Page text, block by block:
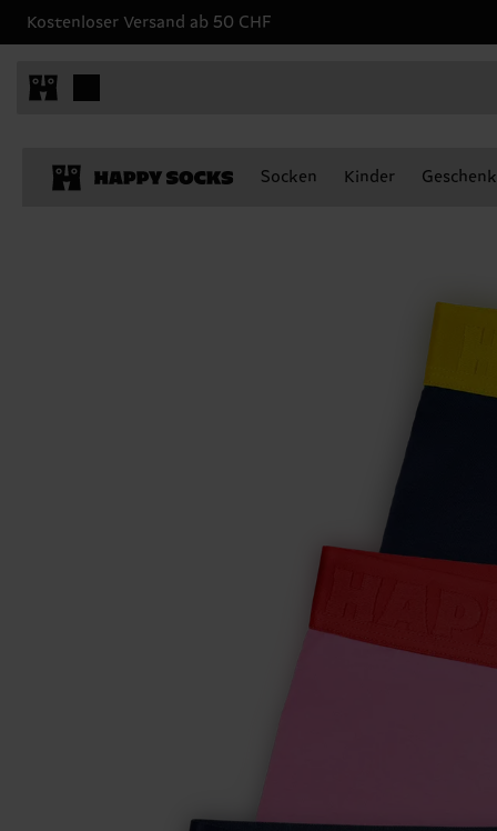
Kostenloser Versand ab 50 CHF
Socken Kinder